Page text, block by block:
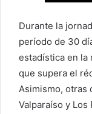
Durante la
período de 30
estadística en la
que supera el
Asimismo, otras
Valparaíso y Los